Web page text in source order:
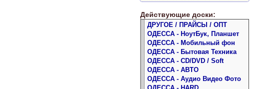
Действующие доски:
ДРУГОЕ / ПРАЙСЫ / ОПТ
ОДЕССА - НоутБук, Планшет
ОДЕССА - Мобильный фон
ОДЕССА - Бытовая Техника
ОДЕССА - CD/DVD / Soft
ОДЕССА - АВТО
ОДЕССА - Аудио Видео Фото